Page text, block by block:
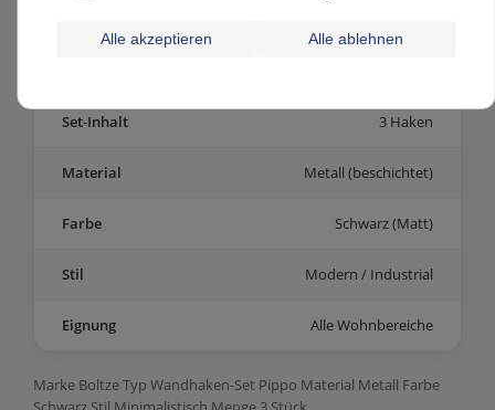
Set-Inhalt 3 Haken
Material Metall (beschichtet)
Farbe Schwarz (Matt)
Stil Modern / Industrial
Eignung Alle Wohnbereiche
Marke Boltze Typ Wandhaken-Set Pippo Material Metall Farbe
Alle akzeptieren Alle ablehnen